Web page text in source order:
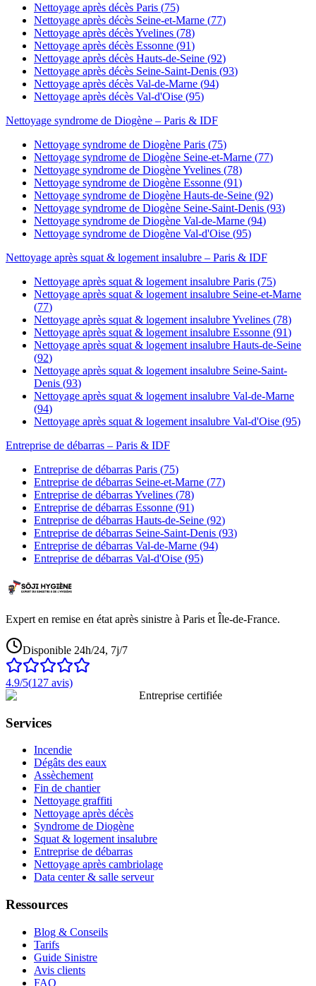
Nettoyage après décès Paris (75)
Nettoyage après décès Seine-et-Marne (77)
Nettoyage après décèsYvelines (78)
Nettoyage après décès Essonne (91)
Nettoyage après décès Hauts-de-Seine (92)
Nettoyage après décès Seine-Saint-Denis (93)
Nettoyage après décès Val-de-Marne (94)
Nettoyage après décès Val-d'Oise (95)
Nettoyage syndrome de Diogène – Paris & IDF
Nettoyage syndrome de Diogène Paris (75)
Nettoyage syndrome de Diogène Seine-et-Marne (77)
Nettoyage syndrome de DiogèneYvelines (78)
Nettoyage syndrome de Diogène Essonne (91)
Nettoyage syndrome de Diogène Hauts-de-Seine (92)
Nettoyage syndrome de Diogène Seine-Saint-Denis (93)
Nettoyage syndrome de Diogène Val-de-Marne (94)
Nettoyage syndrome de Diogène Val-d'Oise (95)
Nettoyage après squat & logement insalubre – Paris & IDF
Nettoyage après squat & logement insalubre Paris (75)
Nettoyage après squat & logement insalubre Seine-et-Marne
(77)
Nettoyage après squat & logement insalubreYvelines (78)
Nettoyage après squat & logement insalubre Essonne (91)
Nettoyage après squat & logement insalubre Hauts-de-Seine
(92)
Nettoyage après squat & logement insalubre Seine-Saint-
Denis (93)
Nettoyage après squat & logement insalubre Val-de-Marne
(94)
Nettoyage après squat & logement insalubre Val-d'Oise (95)
Entreprise de débarras – Paris & IDF
Entreprise de débarras Paris (75)
Entreprise de débarras Seine-et-Marne (77)
Entreprise de débarrasYvelines (78)
Entreprise de débarras Essonne (91)
Entreprise de débarras Hauts-de-Seine (92)
Entreprise de débarras Seine-Saint-Denis (93)
Entreprise de débarras Val-de-Marne (94)
Entreprise de débarras Val-d'Oise (95)
Expert en remise en état après sinistre à Paris et Île-de-France.
Disponible 24h/24, 7j/7
4.9/5(127 avis)
Entreprise certifiée
Services
Incendie
Dégâts des eaux
Assèchement
Fin de chantier
Nettoyage graffiti
Nettoyage après décès
Syndrome de Diogène
Squat & logement insalubre
Entreprise de débarras
Nettoyage après cambriolage
Data center & salle serveur
Ressources
Blog & Conseils
Tarifs
Guide Sinistre
Avis clients
FAQ